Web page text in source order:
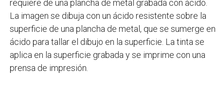
requiere de una plancha de metal grabada con ácido.
La imagen se dibuja con un ácido resistente sobre la
superficie de una plancha de metal, que se sumerge en
ácido para tallar el dibujo en la superficie. La tinta se
aplica en la superficie grabada y se imprime con una
prensa de impresión.